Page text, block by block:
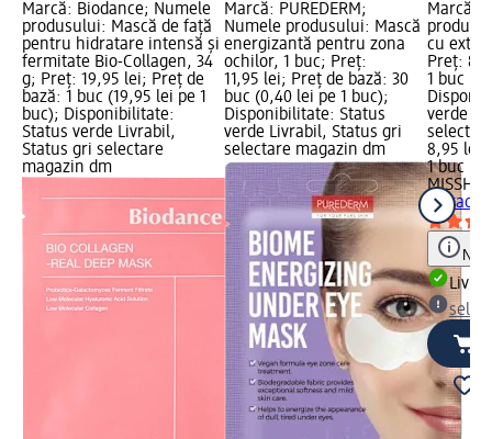
Marcă: Biodance; Numele
produsului: Mască de față
pentru hidratare intensă și
fermitate Bio-Collagen, 34
g; Preț: 19,95 lei; Preț de
bază: 1 buc (19,95 lei pe 1
buc); Disponibilitate:
Status verde Livrabil,
Status gri selectare
magazin dm
Marcă: PUREDERM;
Numele produsului: Mască
energizantă pentru zona
ochilor, 1 buc; Preț:
11,95 lei; Preț de bază: 30
buc (0,40 lei pe 1 buc);
Disponibilitate: Status
verde Livrabil, Status gri
selectare magazin dm
Marcă:
cu
Preț:
1 buc
verde
8,95 lei
1 buc
MISSHA
extract
Notă